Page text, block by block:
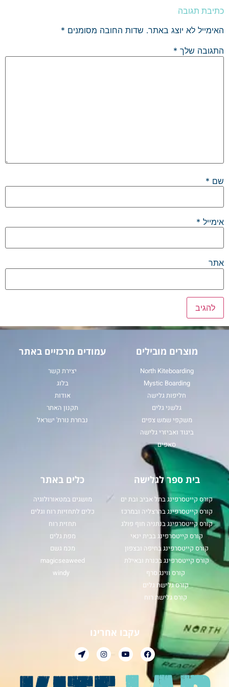
כתיבת תגובה
האימייל לא יוצג באתר. שדות החובה מסומנים *
התגובה שלך *
שם *
אימייל *
אתר
מוצרים מובילים
North Kiteboarding
Mystic Boarding
חליפות גלישה
גלשני גלים
משקפי שמש צפים
ביגוד ואביזרי גלישה
סאפים
עמודים מרכזיים באתר
יצירת קשר
בלוג
אודות
תקנון האתר
נבחרת נורת' ישראל
בית ספר לגלישה
קורס קייטסרפינג בתל אביב ובת ים
קורס קייטסרפינג בהרצליה ובמרכז
קורס קייטסרפינג בנתניה חוף פולג
קורס קייטסרפינג בבית ינאי
קורס קייטסרפינג בחיפה ובצפון
קורס קייטסרפינג בכנרת ובאילת
קורס ווינג סרף
קורס גלישת גלים
קורס גלישת רוח
כלים באתר
מושגים במטאורולוגיה
כלים לתחזיות רוח וגלים
תחזית רוח
מפת גלים
מכמ גשם
magicseaweed
windy
עקבו אחרינו